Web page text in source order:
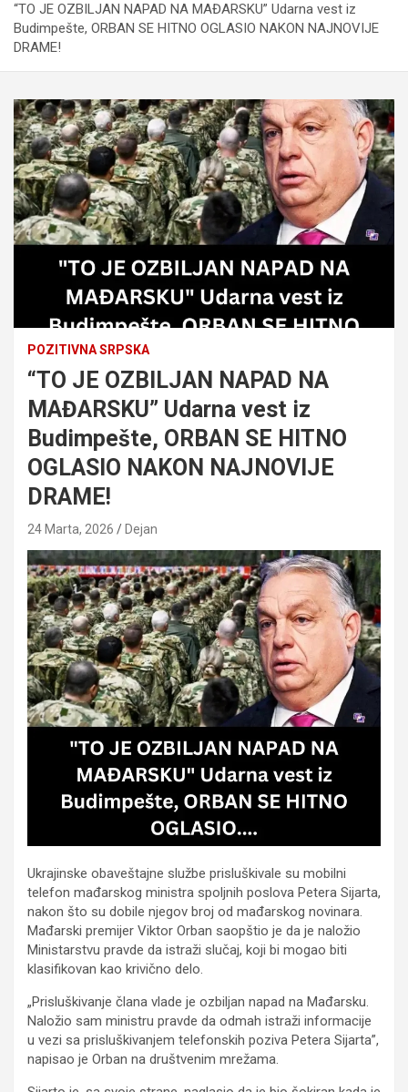
“TO JE OZBILJAN NAPAD NA MAĐARSKU” Udarna vest iz
Budimpešte, ORBAN SE HITNO OGLASIO NAKON NAJNOVIJE
DRAME!
POZITIVNA SRPSKA
“TO JE OZBILJAN NAPAD NA
MAĐARSKU” Udarna vest iz
Budimpešte, ORBAN SE HITNO
OGLASIO NAKON NAJNOVIJE
DRAME!
24 Marta, 2026 Dejan
Ukrajinske obaveštajne službe prisluškivale su mobilni
telefon mađarskog ministra spoljnih poslova Petera Sijarta,
nakon što su dobile njegov broj od mađarskog novinara.
Mađarski premijer Viktor Orban saopštio je da je naložio
Ministarstvu pravde da istraži slučaj, koji bi mogao biti
klasifikovan kao krivično delo.
„Prisluškivanje člana vlade je ozbiljan napad na Mađarsku.
Naložio sam ministru pravde da odmah istraži informacije
u vezi sa prisluškivanjem telefonskih poziva Petera Sijarta”,
napisao je Orban na društvenim mrežama.